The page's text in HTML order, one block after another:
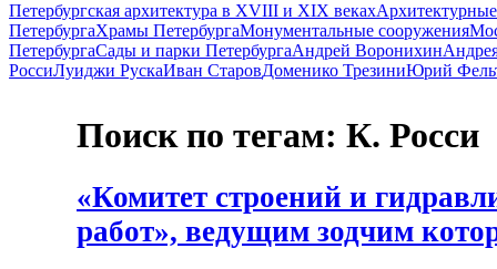
Петербургская архитектура в XVIII и XIX веках
ПетербургаХрамы ПетербургаМонументальные сооружения
ПетербургаСады и парки ПетербургаАндрей Воронихин
РоссиЛуиджи РускаИван СтаровДоменико ТрезиниЮрий
Поиск по тегам: К. Росси
«Комитет строений и
работ», ведущим зодчим